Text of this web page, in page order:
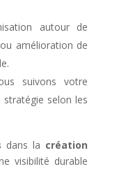
autour de
amélioration de
suivons votre
selon les
dans la création
visibilité durable